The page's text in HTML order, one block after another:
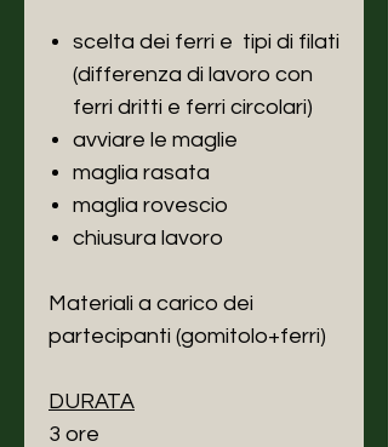
scelta dei ferri e tipi di filati
(differenza di lavoro con
ferri dritti e ferri circolari)
avviare le maglie
maglia rasata
maglia rovescio
chiusura lavoro
Materiali a carico dei
partecipanti (gomitolo+ferri)
DURATA
3 ore